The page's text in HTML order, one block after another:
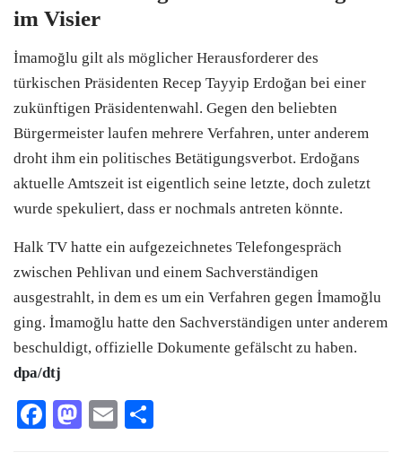
im Visier
İmamoğlu gilt als möglicher Herausforderer des
türkischen Präsidenten Recep Tayyip Erdoğan bei einer
zukünftigen Präsidentenwahl. Gegen den beliebten
Bürgermeister laufen mehrere Verfahren, unter anderem
droht ihm ein politisches Betätigungsverbot. Erdoğans
aktuelle Amtszeit ist eigentlich seine letzte, doch zuletzt
wurde spekuliert, dass er nochmals antreten könnte.
Halk TV hatte ein aufgezeichnetes Telefongespräch
zwischen Pehlivan und einem Sachverständigen
ausgestrahlt, in dem es um ein Verfahren gegen İmamoğlu
ging. İmamoğlu hatte den Sachverständigen unter anderem
beschuldigt, offizielle Dokumente gefälscht zu haben.
dpa/dtj
Facebook
Mastodon
Email